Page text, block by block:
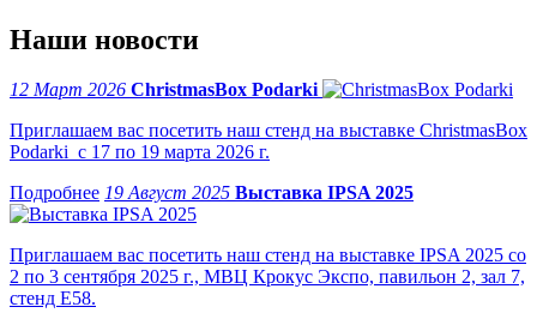
Наши новости
12 Март 2026 ChristmasBox Podarki
Приглашаем вас посетить наш стенд на выставке ChristmasBox
Podarki с 17 по 19 марта 2026 г.
19 Август 2025 Выставка IPSA 2025
Приглашаем вас посетить наш стенд на выставке IPSA 2025 со
2 по 3 сентября 2025 г., МВЦ Крокус Экспо, павильон 2, зал 7,
стенд Е58.